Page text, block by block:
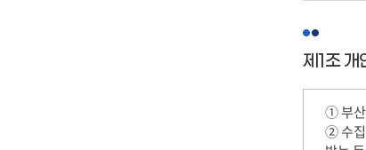
제1조 개
① 부산
② 수집